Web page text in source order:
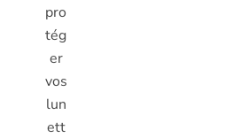
pro
tég
er
vos
lun
ett